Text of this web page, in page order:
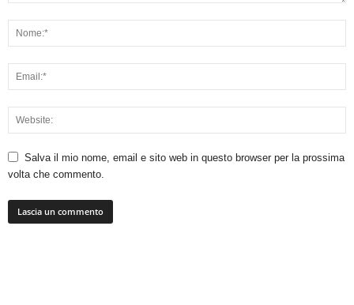
Salva il mio nome, email e sito web in questo browser per la prossima
volta che commento.